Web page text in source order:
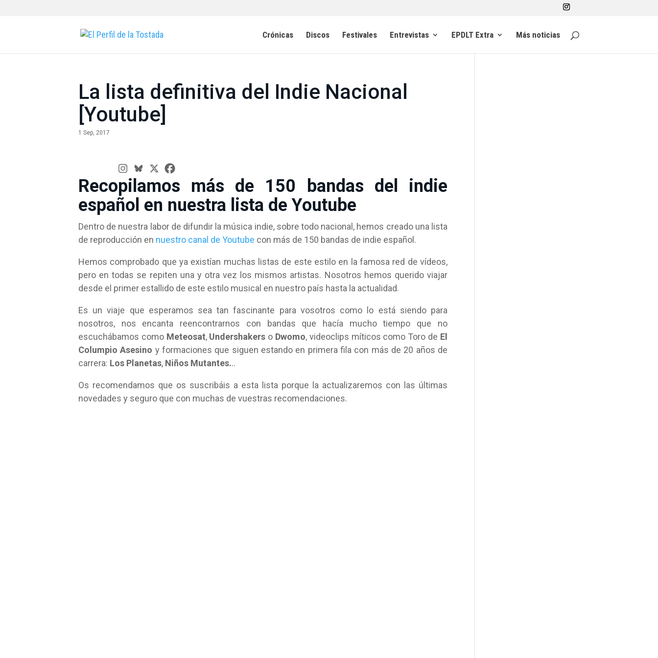
Crónicas Discos Festivales Entrevistas EPDLT Extra Más noticias
La lista definitiva del Indie Nacional
[Youtube]
1 Sep, 2017
Recopilamos más de 150 bandas del indie
español en nuestra lista de Youtube
Dentro de nuestra labor de difundir la música indie, sobre todo nacional, hemos creado una lista
de reproducción en nuestro canal de Youtube con más de 150 bandas de indie español.
Hemos comprobado que ya existían muchas listas de este estilo en la famosa red de vídeos,
pero en todas se repiten una y otra vez los mismos artistas. Nosotros hemos querido viajar
desde el primer estallido de este estilo musical en nuestro país hasta la actualidad.
Es un viaje que esperamos sea tan fascinante para vosotros como lo está siendo para
nosotros, nos encanta reencontrarnos con bandas que hacía mucho tiempo que no
escuchábamos como Meteosat, Undershakers o Dwomo, videoclips míticos como Toro de El
Columpio Asesino y formaciones que siguen estando en primera fila con más de 20 años de
carrera: Los Planetas, Niños Mutantes...
Os recomendamos que os suscribáis a esta lista porque la actualizaremos con las últimas
novedades y seguro que con muchas de vuestras recomendaciones.